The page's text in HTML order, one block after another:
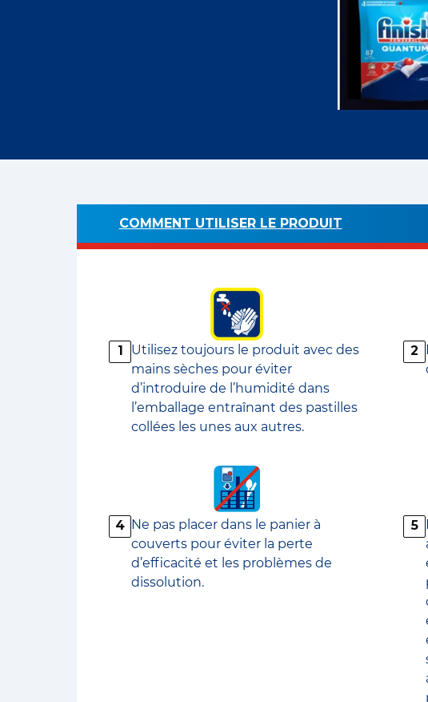
COMMENT UTILISER LE PRODUIT
1
Utilisez toujours le produit avec des
mains sèches pour éviter
d’introduire de l’humidité dans
l’emballage entraînant des pastilles
collées les unes aux autres.
2
4 Ne pas placer dans le panier à
couverts pour éviter la perte
d’efficacité et les problèmes de
dissolution.
5